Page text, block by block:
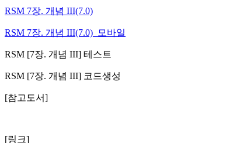
RSM 7장. 개념 III(7.0)
RSM 7장. 개념 III(7.0)_모바일
RSM [7장. 개념 III] 테스트
RSM [7장. 개념 III] 코드생성
[참고도서]
[링크]